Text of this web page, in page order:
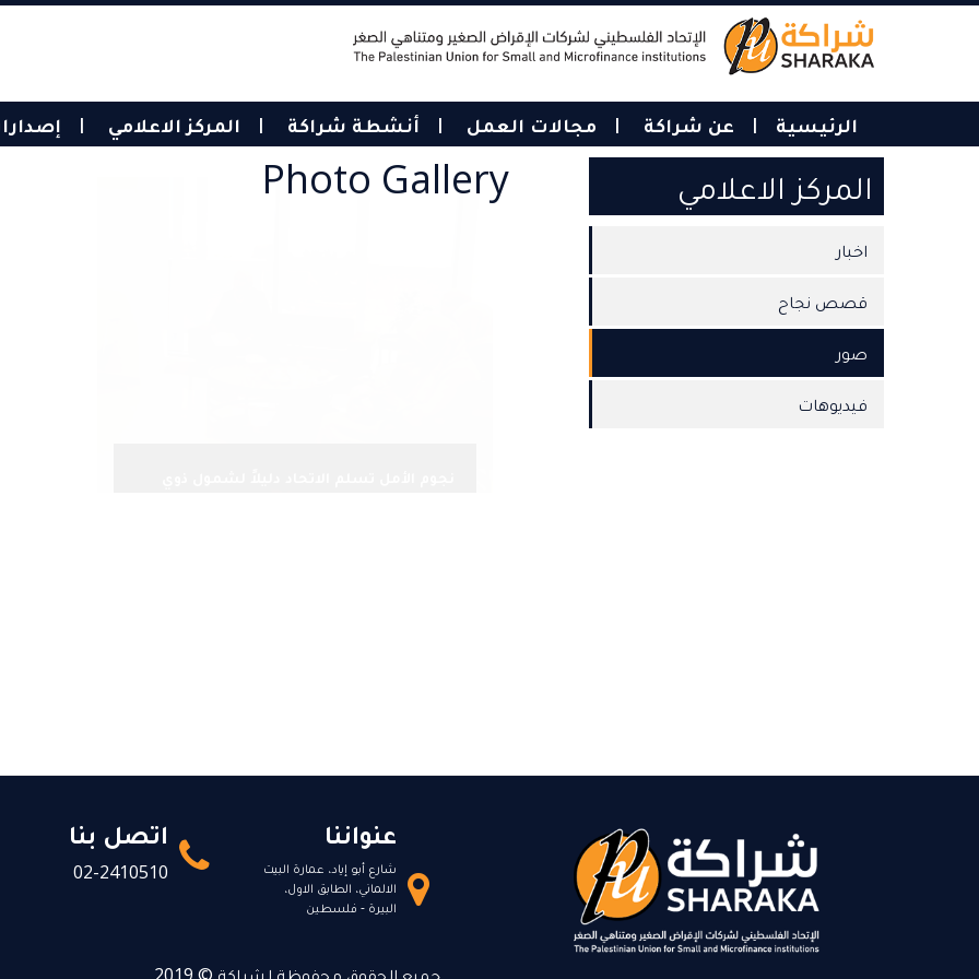
Skip
الرئيسية عن شراكة مجالات العمل أنشطة شراكة المركز الاعلامي
Photo Gallery المركز الاعلامي
اخبار
قصص نجاح
صور
فيديوهات
عنواننا
شارع أبو إياد، عمارة البيت
الالماني، الطابق الاول،
البيرة - فلسطين
اتصل بنا
02-2410510